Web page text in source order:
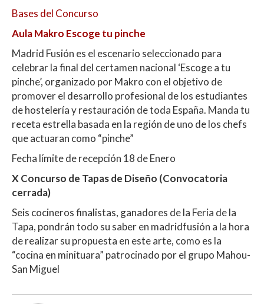
Bases del Concurso
Aula Makro Escoge tu pinche
Madrid Fusión es el escenario seleccionado para
celebrar la final del certamen nacional ‘Escoge a tu
pinche’, organizado por Makro con el objetivo de
promover el desarrollo profesional de los estudiantes
de hostelería y restauración de toda España. Manda tu
receta estrella basada en la región de uno de los chefs
que actuaran como “pinche”
Fecha límite de recepción 18 de Enero
X Concurso de Tapas de Diseño (Convocatoria
cerrada)
Seis cocineros finalistas, ganadores de la Feria de la
Tapa, pondrán todo su saber en madridfusión a la hora
de realizar su propuesta en este arte, como es la
“cocina en minituara” patrocinado por el grupo Mahou-
San Miguel